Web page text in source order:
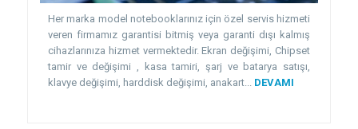
Her marka model notebooklarınız için özel servis hizmeti
veren firmamız garantisi bitmiş veya garanti dışı kalmış
cihazlarınıza hizmet vermektedir. Ekran değişimi, Chipset
tamir ve değişimi , kasa tamiri, şarj ve batarya satışı,
klavye değişimi, harddisk değişimi, anakart... DEVAMI